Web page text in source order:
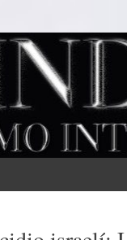
Inteligente